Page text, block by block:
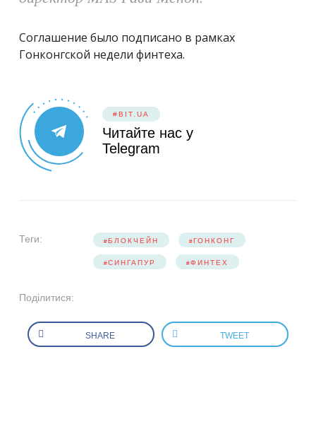
Соглашение было подписано в рамках
Гонконгской недели финтеха.
#BIT.UA
Читайте нас у
Telegram
Теги: БЛОКЧЕЙН ГОНКОНГ
СИНГАПУР ФИНТЕХ
Поділитися:
SHARE TWEET